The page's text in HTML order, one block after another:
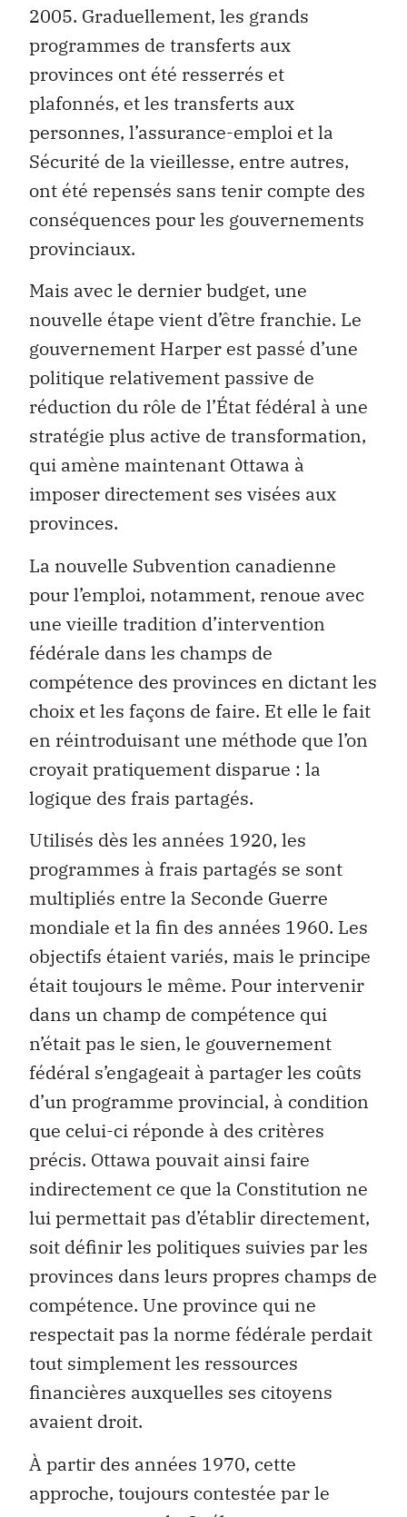
2005. Graduellement, les grands
programmes de transferts aux
provinces ont été resserrés et
plafonnés, et les transferts aux
personnes, l’assurance-emploi et la
Sécurité de la vieillesse, entre autres,
ont été repensés sans tenir compte des
conséquences pour les gouvernements
provinciaux.
Mais avec le dernier budget, une
nouvelle étape vient d’être franchie. Le
gouvernement Harper est passé d’une
politique relativement passive de
réduction du rôle de l’État fédéral à une
stratégie plus active de transformation,
qui amène maintenant Ottawa à
imposer directement ses visées aux
provinces.
La nouvelle Subvention canadienne
pour l’emploi, notamment, renoue avec
une vieille tradition d’intervention
fédérale dans les champs de
compétence des provinces en dictant les
choix et les façons de faire. Et elle le fait
en réintroduisant une méthode que l’on
croyait pratiquement disparue : la
logique des frais partagés.
Utilisés dès les années 1920, les
programmes à frais partagés se sont
multipliés entre la Seconde Guerre
mondiale et la fin des années 1960. Les
objectifs étaient variés, mais le principe
était toujours le même. Pour intervenir
dans un champ de compétence qui
n’était pas le sien, le gouvernement
fédéral s’engageait à partager les coûts
d’un programme provincial, à condition
que celui-ci réponde à des critères
précis. Ottawa pouvait ainsi faire
indirectement ce que la Constitution ne
lui permettait pas d’établir directement,
soit définir les politiques suivies par les
provinces dans leurs propres champs de
compétence. Une province qui ne
respectait pas la norme fédérale perdait
tout simplement les ressources
financières auxquelles ses citoyens
avaient droit.
À partir des années 1970, cette
approche, toujours contestée par le